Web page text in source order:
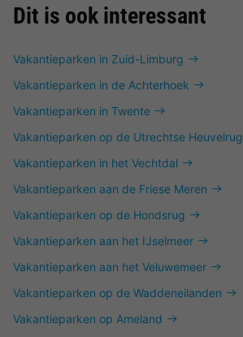
Dit is ook interessant
Vakantieparken in Zuid-Limburg
Vakantieparken in de Achterhoek
Vakantieparken in Twente
Vakantieparken op de Utrechtse Heuvelrug
Vakantieparken in het Vechtdal
Vakantieparken aan de Friese Meren
Vakantieparken op de Hondsrug
Vakantieparken aan het IJselmeer
Vakantieparken aan het Veluwemeer
Vakantieparken op de Waddeneilanden
Vakantieparken op Ameland